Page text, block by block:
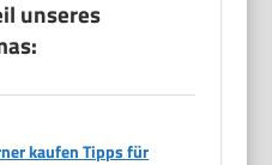
unseres
kaufen Tipps für